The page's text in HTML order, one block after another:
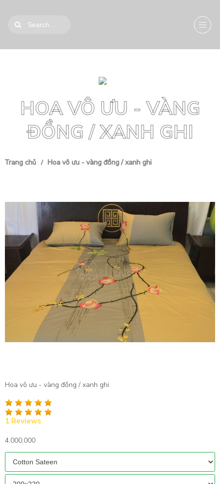
HOA VÔ ƯU - VÀNG
ĐỒNG / XANH GHI
Trang chủ Hoa vô ưu - vàng đồng / xanh ghi
Hoa vô ưu - vàng đồng / xanh ghi
1 Reviews
4,000,000